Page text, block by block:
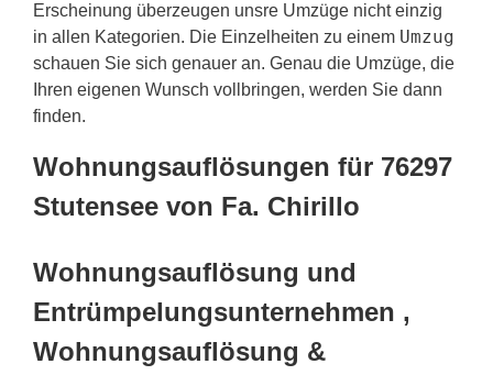
Erscheinung überzeugen unsre Umzüge nicht einzig
in allen Kategorien. Die Einzelheiten zu einem Umzug
schauen Sie sich genauer an. Genau die Umzüge, die
Ihren eigenen Wunsch vollbringen, werden Sie dann
finden.
Wohnungsauflösungen für 76297
Stutensee von Fa. Chirillo
Wohnungsauflösung und
Entrümpelungsunternehmen ,
Wohnungsauflösung &